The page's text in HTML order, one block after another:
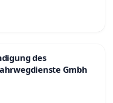
des
Gmbh